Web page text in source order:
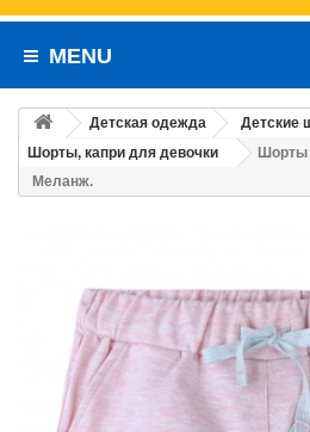
MENU
Детская одежда
Детские
Шорты, капри для девочки
Шорты
Меланж.